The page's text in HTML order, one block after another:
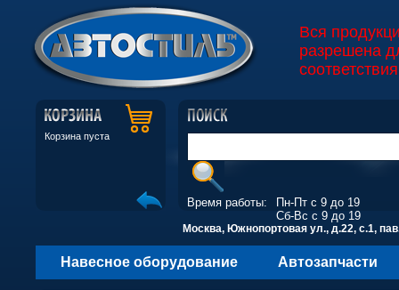
Вся
разрешена
Корзина пуста
Время работы:
Пн-Пт с 9 до 19
Сб-Вс с 9 до 19
Москва, Южнопортовая ул., д.22, с.1,
Навесное оборудование Автозапчасти